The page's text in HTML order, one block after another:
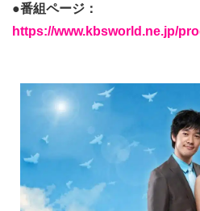
●番組ページ：
https://www.kbsworld.ne.jp/